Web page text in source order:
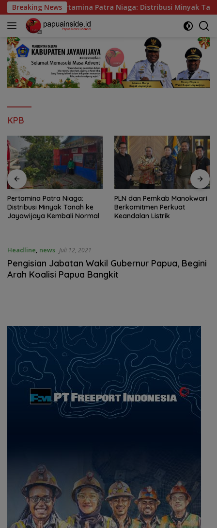
Langsung
ke
konten
Breaking News
Patra Niaga: Distribusi Minyak Tanah ke Jayawijaya
KPB
Pertamina Patra Niaga:
Distribusi Minyak Tanah ke
Jayawijaya Kembali Normal
PLN dan Pemkab Manokwari
Berkomitmen Perkuat
Keandalan Listrik
Headline, news Juli 12, 2021
Pengisian Jabatan Wakil Gubernur Papua, Begini
Arah Koalisi Papua Bangkit